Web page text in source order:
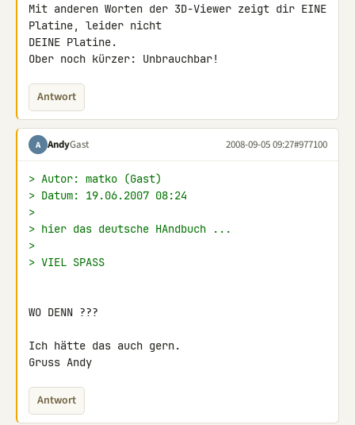
Mit anderen Worten der 3D-Viewer zeigt dir EINE
Platine, leider nicht
DEINE Platine.
Antwort
A AndyGast 2008-09-05 09:27#977100
> Autor: matko (Gast)
> Datum: 19.06.2007 08:24
>
> hier das deutsche HAndbuch ...
>
> VIEL SPASS
WO DENN ???
Ich hätte das auch gern.
Gruss Andy
Antwort